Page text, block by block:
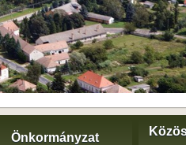
Önkormányzat